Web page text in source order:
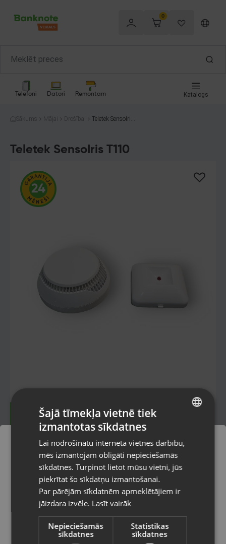
0
Telefoni Datori Remontam Katalogs
Sākums Mājai Drošībai
Teletek SensoIris
Teletek SensoIris T110
Kategorija: Siltuma Izmaiņu detektors
Darba temperatūra no: -10 ° C līdz + 60 ° C
1.00€
Preces informācija
Pasūtījumi tiks piegādāti uz
izvēlēto valsti
Vietnes saturs būs attēlots izvēlētajā
valodā
Valsts
RUSSIAN
Šajā tīmekļa vietnē tiek
izmantotas sīkdatnes
Lai nodrošinātu interneta vietnes darbību,
mēs izmantojam obligāti nepieciešamās
sīkdatnes. Turpinot lietot mūsu vietni, jūs
piekrītat šo sīkdatņu izmantošanai.
Par pārējām sīkdatnēm apmeklētājiem ir
jāizdara izvēle. Lasīt vairāk
Nepieciešamās
sīkdatnes
Statistikas
sīkdatnes